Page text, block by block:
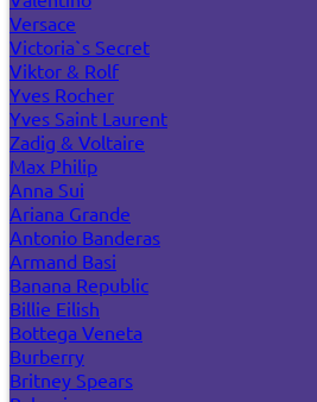
Versace
Victoria`s Secret
Viktor & Rolf
Yves Rocher
Yves Saint Laurent
Zadig & Voltaire
Max Philip
Anna Sui
Ariana Grande
Antonio Banderas
Armand Basi
Banana Republic
Billie Eilish
Bottega Veneta
Burberry
Britney Spears